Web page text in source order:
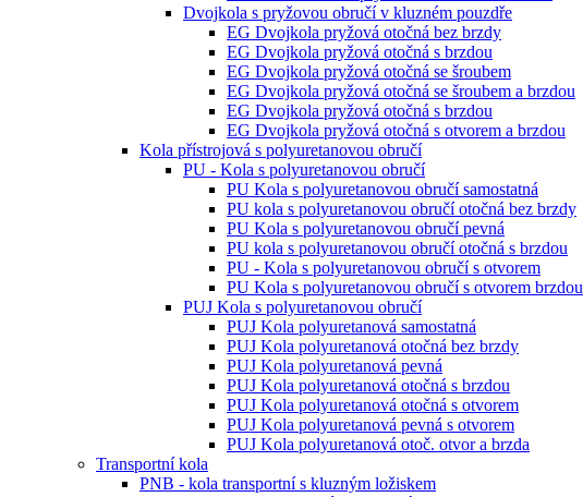
Dvojkola s pryžovou obručí v kluzném pouzdře
EG Dvojkola pryžová otočná bez brzdy
EG Dvojkola pryžová otočná s brzdou
EG Dvojkola pryžová otočná se šroubem
EG Dvojkola pryžová otočná se šroubem a brzdou
EG Dvojkola pryžová otočná s brzdou
EG Dvojkola pryžová otočná s otvorem a brzdou
Kola přístrojová s polyuretanovou obručí
PU - Kola s polyuretanovou obručí
PU Kola s polyuretanovou obručí samostatná
PU kola s polyuretanovou obručí otočná bez brzdy
PU Kola s polyuretanovou obručí pevná
PU kola s polyuretanovou obručí otočná s brzdou
PU - Kola s polyuretanovou obručí s otvorem
PU Kola s polyuretanovou obručí s otvorem brzdou
PUJ Kola s polyuretanovou obručí
PUJ Kola polyuretanová samostatná
PUJ Kola polyuretanová otočná bez brzdy
PUJ Kola polyuretanová pevná
PUJ Kola polyuretanová otočná s brzdou
PUJ Kola polyuretanová otočná s otvorem
PUJ Kola polyuretanová pevná s otvorem
PUJ Kola polyuretanová otoč. otvor a brzda
Transportní kola
PNB - kola transportní s kluzným ložiskem